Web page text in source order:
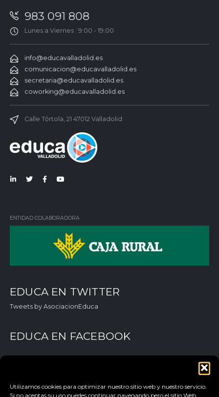
Utilizamos cookies para optimizar nuestro sitio web y nuestro servicio.
Si no aceptas su uso puedes continuar navegando pero el sitio Web
983 091 808
Lunes a Viernes : 9:00 - 19:00
info@educavalladolid.es
comunicacion@educavalladolid.es
secretaria@educavalladolid.es
coworking@educavalladolid.es
Calle Tórtola, 21 47012 Valladolid
ENTIDAD COLABORADORA
EDUCA EN TWITTER
Tweets by AsociacionEduca
EDUCA EN FACEBOOK